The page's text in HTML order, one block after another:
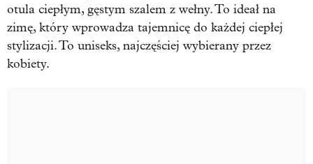
otula ciepłym, gęstym szalem z wełny. To ideał na
zimę, który wprowadza tajemnicę do każdej ciepłej
stylizacji. To uniseks, najczęściej wybierany przez
kobiety.